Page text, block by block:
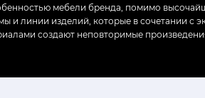
мебели бренда, помимо
и линии изделий, которые в сочетании с
создают неповторимые